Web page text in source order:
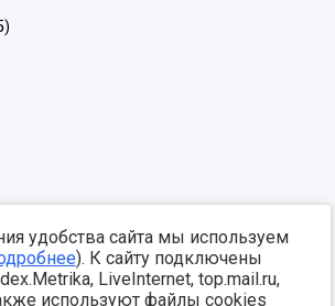
удобства сайта мы используем
). К сайту подключены
LiveInternet, top.mail.ru,
используют файлы cookies